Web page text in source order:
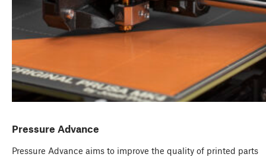
Pressure Advance
Pressure Advance aims to improve the quality of printed parts